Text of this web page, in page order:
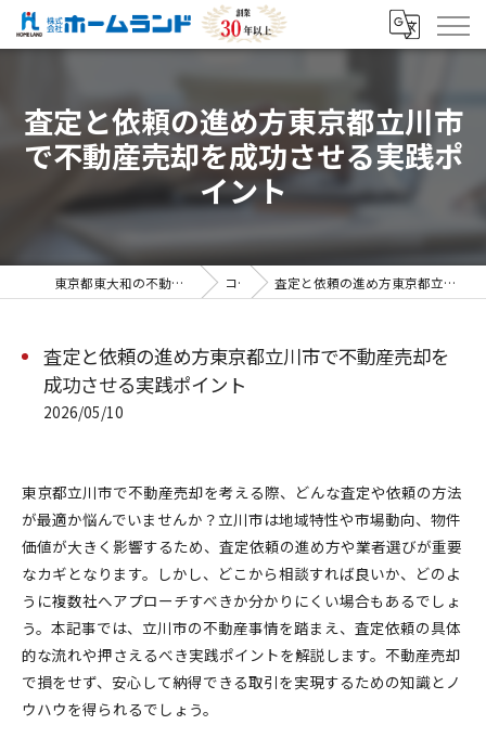
査定と依頼の進め方東京都立川市
で不動産売却を成功させる実践ポ
イント
東京都東大和の不動産売却なら株式会社ホームランド コラム 査定と依頼の進め方東京都立川市で不動産売却を成功させる実践ポイント
査定と依頼の進め方東京都立川市で不動産売却を
成功させる実践ポイント
2026/05/10
東京都立川市で不動産売却を考える際、どんな査定や依頼の方法
が最適か悩んでいませんか？立川市は地域特性や市場動向、物件
価値が大きく影響するため、査定依頼の進め方や業者選びが重要
なカギとなります。しかし、どこから相談すれば良いか、どのよ
うに複数社へアプローチすべきか分かりにくい場合もあるでしょ
う。本記事では、立川市の不動産事情を踏まえ、査定依頼の具体
的な流れや押さえるべき実践ポイントを解説します。不動産売却
で損をせず、安心して納得できる取引を実現するための知識とノ
ウハウを得られるでしょう。